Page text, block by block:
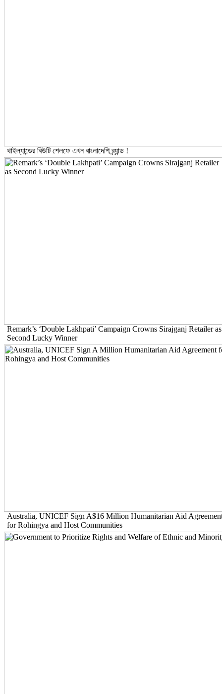
থাইল্যান্ডের বিউটি শেলফে এখন বাংলাদেশি ব্র্যান্ড !
Remark’s ‘Double Lakhpati’ Campaign Crowns Sirajganj Retailer as
Second Lucky Winner
Australia, UNICEF Sign A$16 Million Humanitarian Aid
for Rohingya and Host Communities